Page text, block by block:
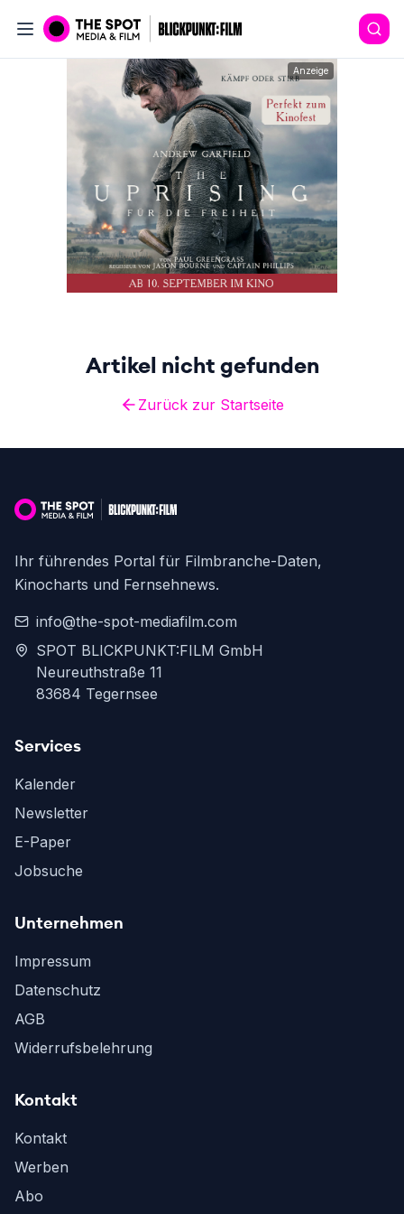
Anzeige
Artikel nicht gefunden
Zurück zur Startseite
Ihr führendes Portal für Filmbranche-Daten,
Kinocharts und Fernsehnews.
info@the-spot-mediafilm.com
SPOT BLICKPUNKT:FILM GmbH
Neureuthstraße 11
83684 Tegernsee
Services
Kalender
Newsletter
E-Paper
Jobsuche
Unternehmen
Impressum
Datenschutz
AGB
Widerrufsbelehrung
Kontakt
Kontakt
Werben
Abo